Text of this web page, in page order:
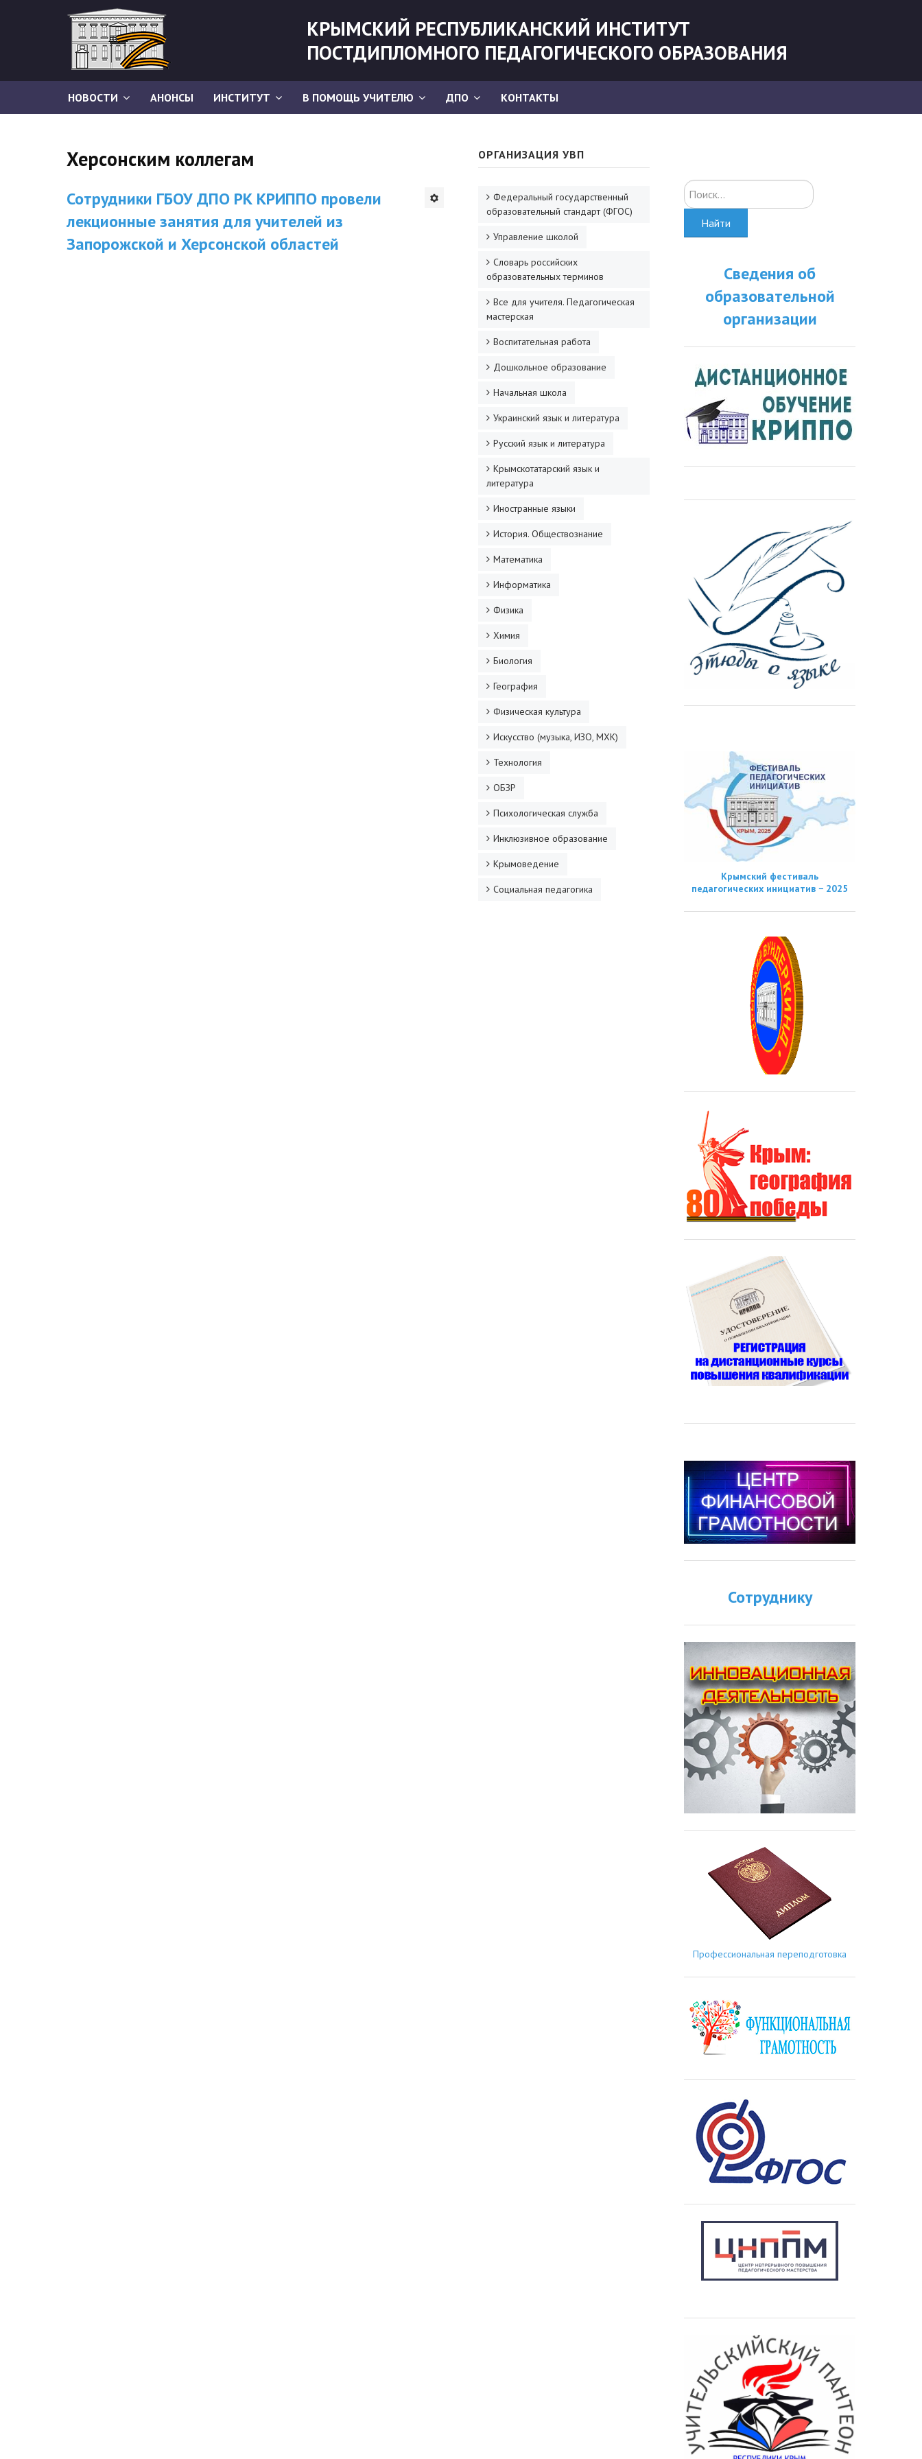
КРЫМСКИЙ РЕСПУБЛИКАНСКИЙ ИНСТИТУТ
ПОСТДИПЛОМНОГО ПЕДАГОГИЧЕСКОГО ОБРАЗОВАНИЯ
НОВОСТИ АНОНСЫ ИНСТИТУТ В ПОМОЩЬ УЧИТЕЛЮ ДПО КОНТАКТЫ
Херсонским коллегам
Сотрудники ГБОУ ДПО РК КРИППО провели
лекционные занятия для учителей из
Запорожской и Херсонской областей
ОРГАНИЗАЦИЯ УВП
Федеральный государственный
образовательный стандарт (ФГОС)
Управление школой
Словарь российских
образовательных терминов
Все для учителя. Педагогическая
мастерская
Воспитательная работа
Дошкольное образование
Начальная школа
Украинский язык и литература
Русский язык и литература
Крымскотатарский язык и
литература
Иностранные языки
История. Обществознание
Математика
Информатика
Физика
Химия
Биология
География
Физическая культура
Искусство (музыка, ИЗО, МХК)
Технология
ОБЗР
Психологическая служба
Инклюзивное образование
Крымоведение
Социальная педагогика
Искать...
Найти
Сведения об
образовательной
организации
Крымский фестиваль
педагогических инициатив − 2025
Сотруднику
Профессиональная переподготовка